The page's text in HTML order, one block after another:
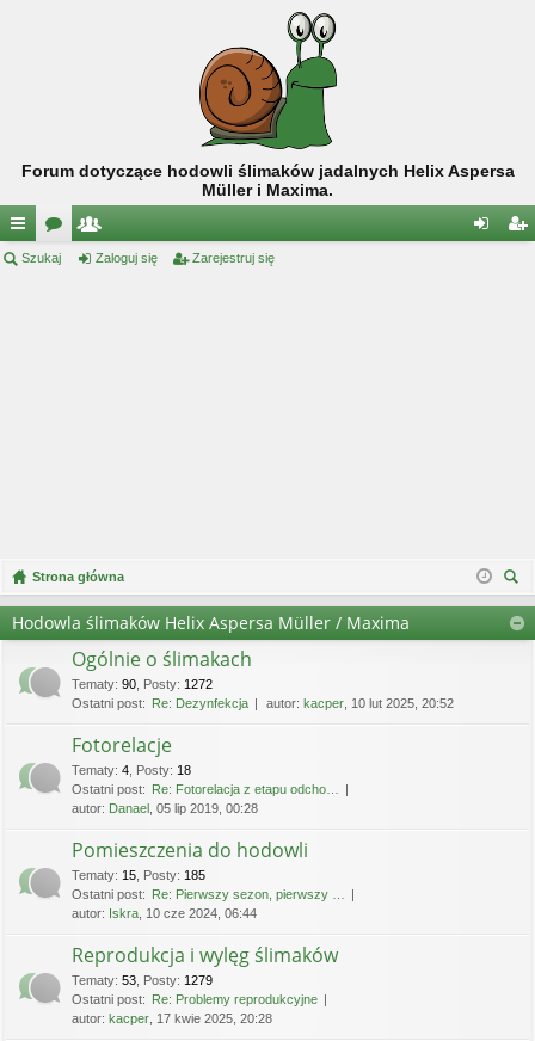
Forum dotyczące hodowli ślimaków jadalnych Helix Aspersa
Müller i Maxima.
ię or ży
Szukaj Zaloguj się Zarejestruj się
Strona główna
kaj
Hodowla ślimaków Helix Aspersa Müller / Maxima
Ogólnie o ślimakach
Tematy: 90 Posty: 1272
Ostatni post: Re: Dezynfekcja autor: kacper , 10 lut 2025, 20:52
Fotorelacje
Tematy: 4 Posty: 18
Ostatni post: Re: Fotorelacja z etapu odcho…
autor: Danael , 05 lip 2019, 00:28
Pomieszczenia do hodowli
Tematy: 15 Posty: 185
Ostatni post: Re: Pierwszy sezon, pierwszy …
autor: Iskra , 10 cze 2024, 06:44
Reprodukcja i wylęg ślimaków
Tematy: 53 Posty: 1279
Ostatni post: Re: Problemy reprodukcyjne
autor: kacper , 17 kwie 2025, 20:28